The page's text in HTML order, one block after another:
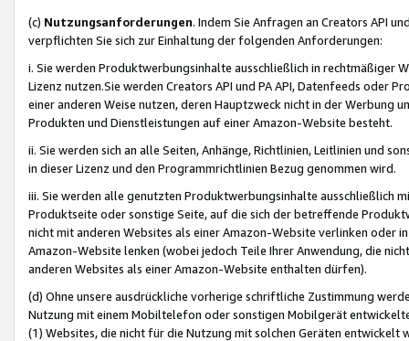
(c) Nutzungsanforderungen. Indem Sie Anfragen an Creators API
verpflichten Sie sich zur Einhaltung der folgenden Anforderungen:
i. Sie werden Produktwerbungsinhalte ausschließlich in rechtmäßiger
Lizenz nutzen.Sie werden Creators API und PA API, Datenfeeds oder
einer anderen Weise nutzen, deren Hauptzweck nicht in der Werbung
Produkten und Dienstleistungen auf einer Amazon-Website besteht.
ii. Sie werden sich an alle Seiten, Anhänge, Richtlinien, Leitlinien und
in dieser Lizenz und den Programmrichtlinien Bezug genommen wird.
iii. Sie werden alle genutzten Produktwerbungsinhalte ausschließlich
Produktseite oder sonstige Seite, auf die sich der betreffende
nicht mit anderen Websites als einer Amazon-Website verlinken oder
Amazon-Website lenken (wobei jedoch Teile Ihrer Anwendung, die
anderen Websites als einer Amazon-Website enthalten dürfen).
(d) Ohne unsere ausdrückliche vorherige schriftliche Zustimmung
Nutzung mit einem Mobiltelefon oder sonstigen Mobilgerät
(1) Websites, die nicht für die Nutzung mit solchen Geräten